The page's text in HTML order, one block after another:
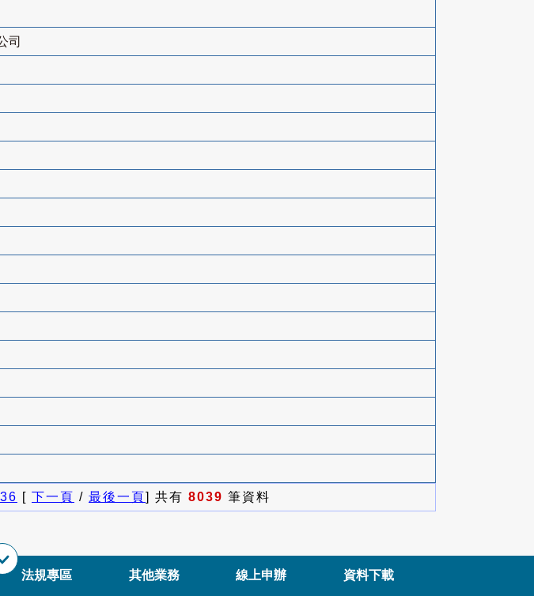
司
[ 下一頁 / 最後一頁] 共有 8039 筆資料
法規專區 其他業務 線上申辦 資料下載